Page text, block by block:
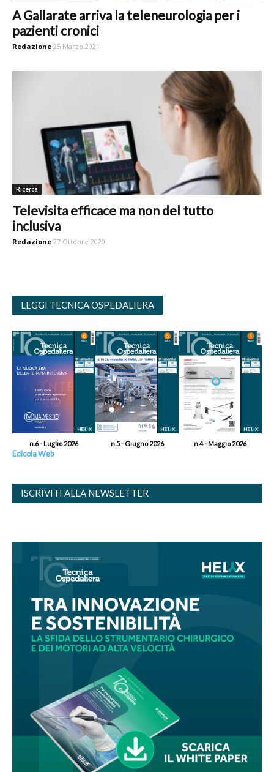
A Gallarate arriva la teleneurologia per i
pazienti cronici
Redazione 25 Marzo 2021
Ricerca
Televisita efficace ma non del tutto
inclusiva
Redazione 27 Ottobre 2020
LEGGI TECNICA OSPEDALIERA
n.6 - Luglio 2026 n.5 - Giugno 2026 n.4 - Maggio 2026
Edicola Web
ISCRIVITI ALLA NEWSLETTER